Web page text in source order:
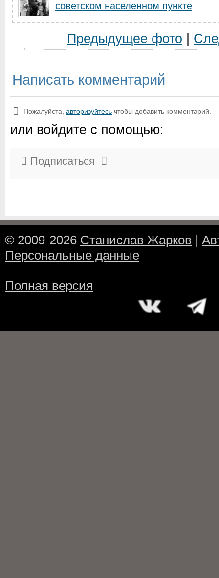
советском населенном пункте
Предыдущее фото
Написать комментарий
Пожалуйста, авторизуйтесь чтобы добавить комментарий.
или войдите с помощью:
Подписаться
© 2009-2026 Станислав Жарков |
Персональные данные
Полная версия